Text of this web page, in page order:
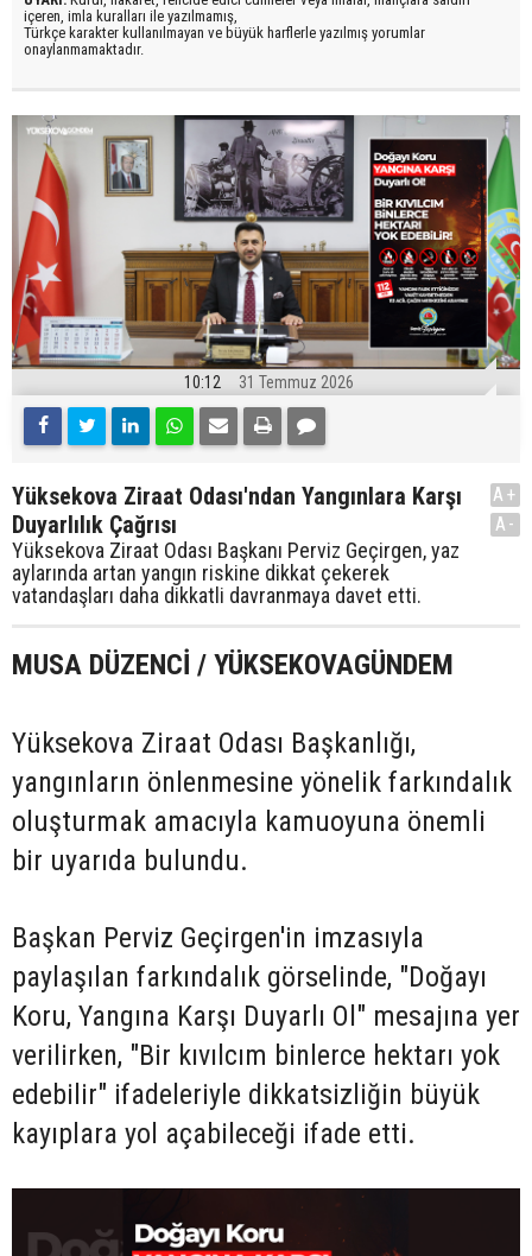
içeren, imla kuralları ile yazılmamış,
Türkçe karakter kullanılmayan ve büyük harflerle yazılmış yorumlar
onaylanmamaktadır.
10:12 31 Temmuz 2026
Yüksekova Ziraat Odası'ndan Yangınlara Karşı
Duyarlılık Çağrısı
Yüksekova Ziraat Odası Başkanı Perviz Geçirgen, yaz
aylarında artan yangın riskine dikkat çekerek
vatandaşları daha dikkatli davranmaya davet etti.
A+
A-
MUSA DÜZENCİ / YÜKSEKOVAGÜNDEM
Yüksekova Ziraat Odası Başkanlığı,
yangınların önlenmesine yönelik farkındalık
oluşturmak amacıyla kamuoyuna önemli
bir uyarıda bulundu.
Başkan Perviz Geçirgen'in imzasıyla
paylaşılan farkındalık görselinde, "Doğayı
Koru, Yangına Karşı Duyarlı Ol" mesajına yer
verilirken, "Bir kıvılcım binlerce hektarı yok
edebilir" ifadeleriyle dikkatsizliğin büyük
kayıplara yol açabileceği ifade etti.